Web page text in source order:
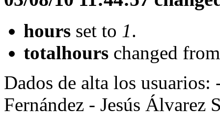
hours set to 1.
totalhours changed
Dados de alta los
Fernández - Jesús Álvarez